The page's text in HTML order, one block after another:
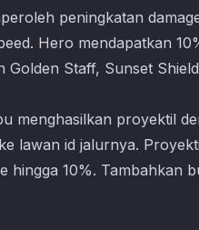
peningkatan
Hero mendapatkan
Staff, Sunset
menghasilkan proyektil
lawan id jalurnya.
hingga 10%. Tambahkan